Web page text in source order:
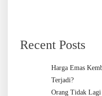
Recent Posts
Harga Emas
Terjadi?
Orang Tidak